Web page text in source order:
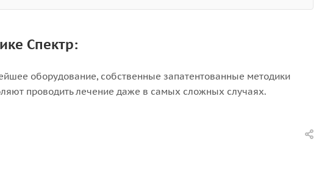
Спектр:
оборудование, собственные запатентованные методики
проводить лечение даже в самых сложных случаях.